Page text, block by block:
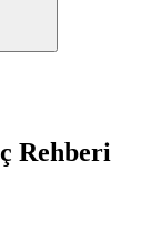
Rehberi